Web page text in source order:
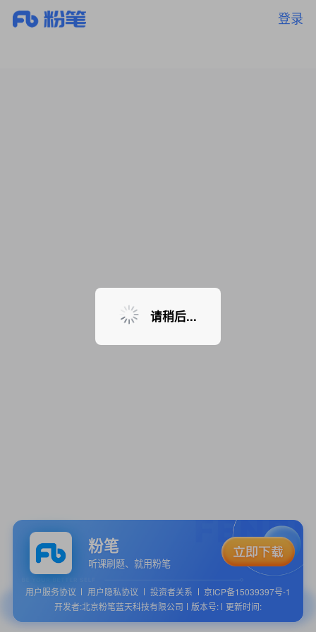
登录
暂无课程，敬请期待
粉笔
听课刷题、就用粉笔
用户服务协议 用户隐私协议 投资者关系
京ICP备15039397号-1
开发者:北京粉笔蓝天科技有限公司
版本号: 更新时间:
请稍后...